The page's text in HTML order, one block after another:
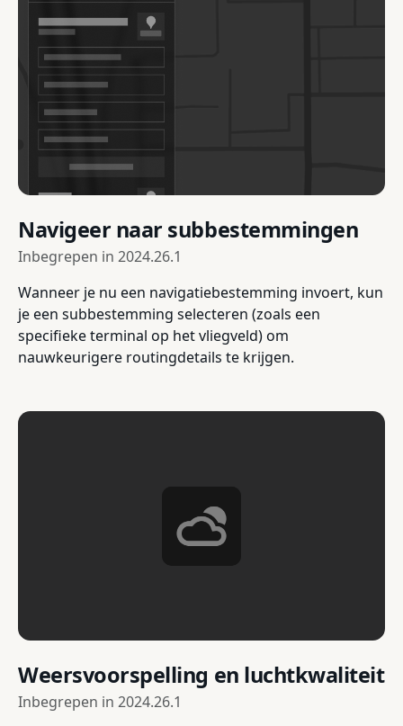
Navigeer naar subbestemmingen
Inbegrepen in 2024.26.1
Wanneer je nu een navigatiebestemming invoert, kun
je een subbestemming selecteren (zoals een
specifieke terminal op het vliegveld) om
nauwkeurigere routingdetails te krijgen.
Weersvoorspelling en luchtkwaliteit
Inbegrepen in 2024.26.1